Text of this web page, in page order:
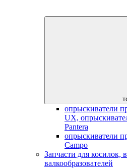
опрыскиватели
UX,
Pantera
опрыскиватели
Campo
Запчасти для косилок,
валкообразователей